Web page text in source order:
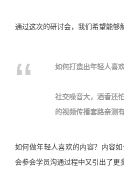
通过这次的研讨会，我们希望能够
如何打造出年轻人喜
社交噪音大，酒香还
的视频传播套路亲测有
如何做年轻人喜欢的内容？内容
会参会学员沟通过程中又引出了更